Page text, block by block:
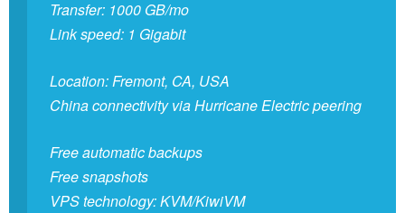
Transfer: 1000 GB/mo
Link speed: 1 Gigabit
Location: Fremont, CA, USA
China connectivity via Hurricane Electric peering
Free automatic backups
Free snapshots
VPS technology: KVM/KiwiVM